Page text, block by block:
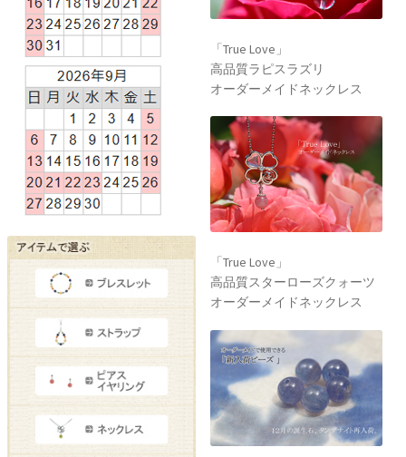
「True Love」
高品質ラピスラズリ
オーダーメイドネックレス
「True Love」
高品質スターローズクォーツ
オーダーメイドネックレス